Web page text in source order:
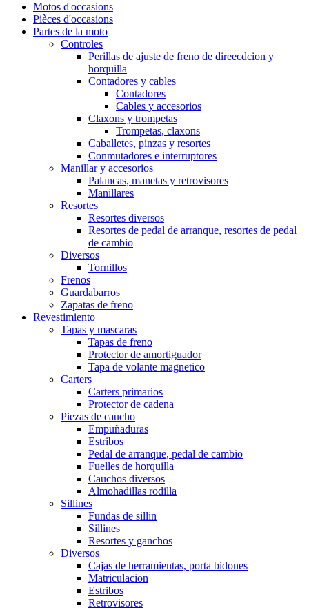
Motos d'occasions
Pièces d'occasions
Partes de la moto
Controles
Perillas de ajuste de freno de direecdcion y
horquilla
Contadores y cables
Contadores
Cables y accesorios
Claxons y trompetas
Trompetas, claxons
Caballetes, pinzas y resortes
Conmutadores e interruptores
Manillar y accesorios
Palancas, manetas y retrovisores
Manillares
Resortes
Resortes diversos
Resortes de pedal de arranque, resortes de pedal
de cambio
Diversos
Tornillos
Frenos
Guardabarros
Zapatas de freno
Revestimiento
Tapas y mascaras
Tapas de freno
Protector de amortiguador
Tapa de volante magnetico
Carters
Carters primarios
Protector de cadena
Piezas de caucho
Empuñaduras
Estribos
Pedal de arranque, pedal de cambio
Fuelles de horquilla
Cauchos diversos
Almohadillas rodilla
Sillines
Fundas de sillin
Sillines
Resortes y ganchos
Diversos
Cajas de herramientas, porta bidones
Matriculacion
Estribos
Retrovisores